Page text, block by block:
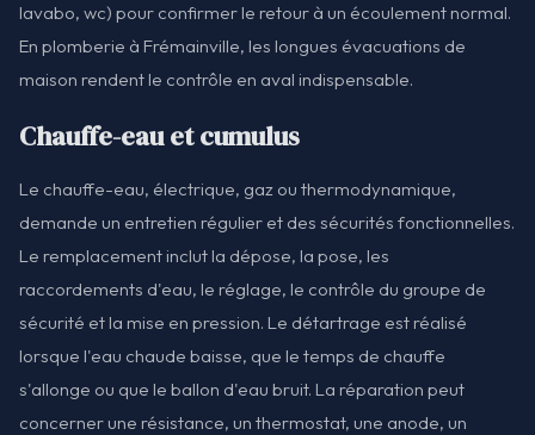
lavabo, wc) pour confirmer le retour à un écoulement normal.
En plomberie à Frémainville, les longues évacuations de
maison rendent le contrôle en aval indispensable.
Chauffe-eau et cumulus
Le chauffe-eau, électrique, gaz ou thermodynamique,
demande un entretien régulier et des sécurités fonctionnelles.
Le remplacement inclut la dépose, la pose, les
raccordements d'eau, le réglage, le contrôle du groupe de
sécurité et la mise en pression. Le détartrage est réalisé
lorsque l'eau chaude baisse, que le temps de chauffe
s'allonge ou que le ballon d'eau bruit. La réparation peut
concerner une résistance, un thermostat, une anode, un